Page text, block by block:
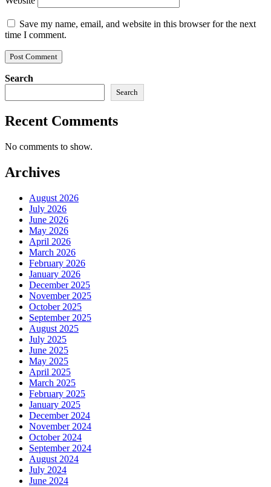
Save my name, email, and website in this browser for the next
time I comment.
Search
Search
Recent Comments
No comments to show.
Archives
August 2026
July 2026
June 2026
May 2026
April 2026
March 2026
February 2026
January 2026
December 2025
November 2025
October 2025
September 2025
August 2025
July 2025
June 2025
May 2025
April 2025
March 2025
February 2025
January 2025
December 2024
November 2024
October 2024
September 2024
August 2024
July 2024
June 2024